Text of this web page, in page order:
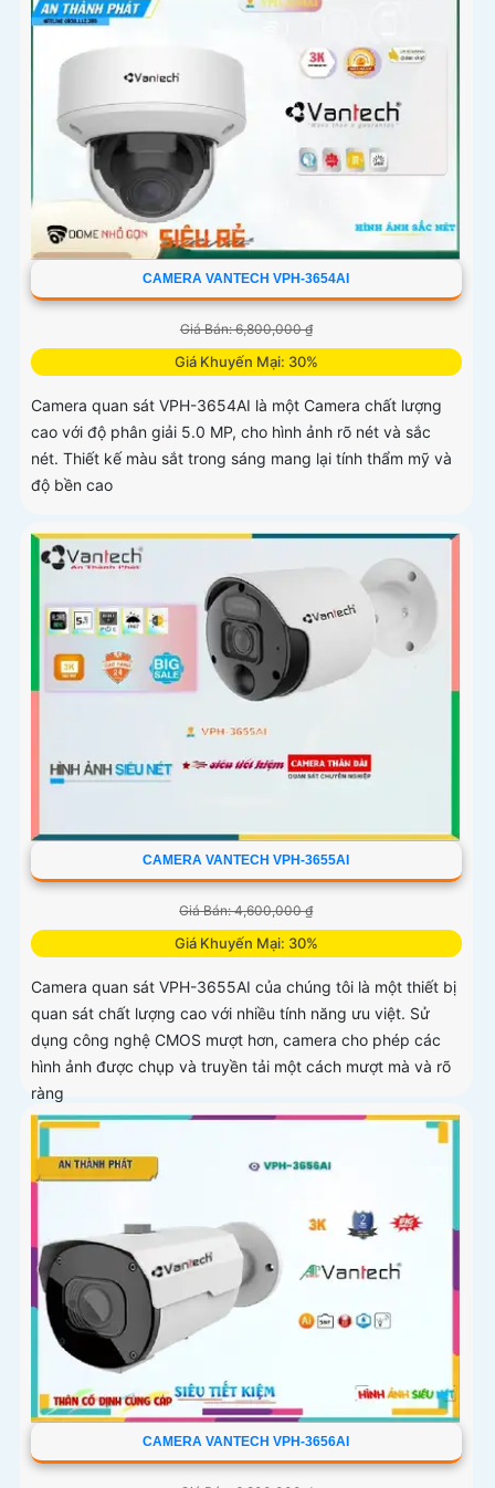
CAMERA VANTECH VPH-3654AI
Giá Bán: 6,800,000 ₫
Giá Khuyến Mại: 30%
Camera quan sát VPH-3654AI là một Camera chất lượng
cao với độ phân giải 5.0 MP, cho hình ảnh rõ nét và sắc
nét. Thiết kế màu sắt trong sáng mang lại tính thẩm mỹ và
độ bền cao
CAMERA VANTECH VPH-3655AI
Giá Bán: 4,600,000 ₫
Giá Khuyến Mại: 30%
Camera quan sát VPH-3655AI của chúng tôi là một thiết bị
quan sát chất lượng cao với nhiều tính năng ưu việt. Sử
dụng công nghệ CMOS mượt hơn, camera cho phép các
hình ảnh được chụp và truyền tải một cách mượt mà và rõ
ràng
CAMERA VANTECH VPH-3656AI